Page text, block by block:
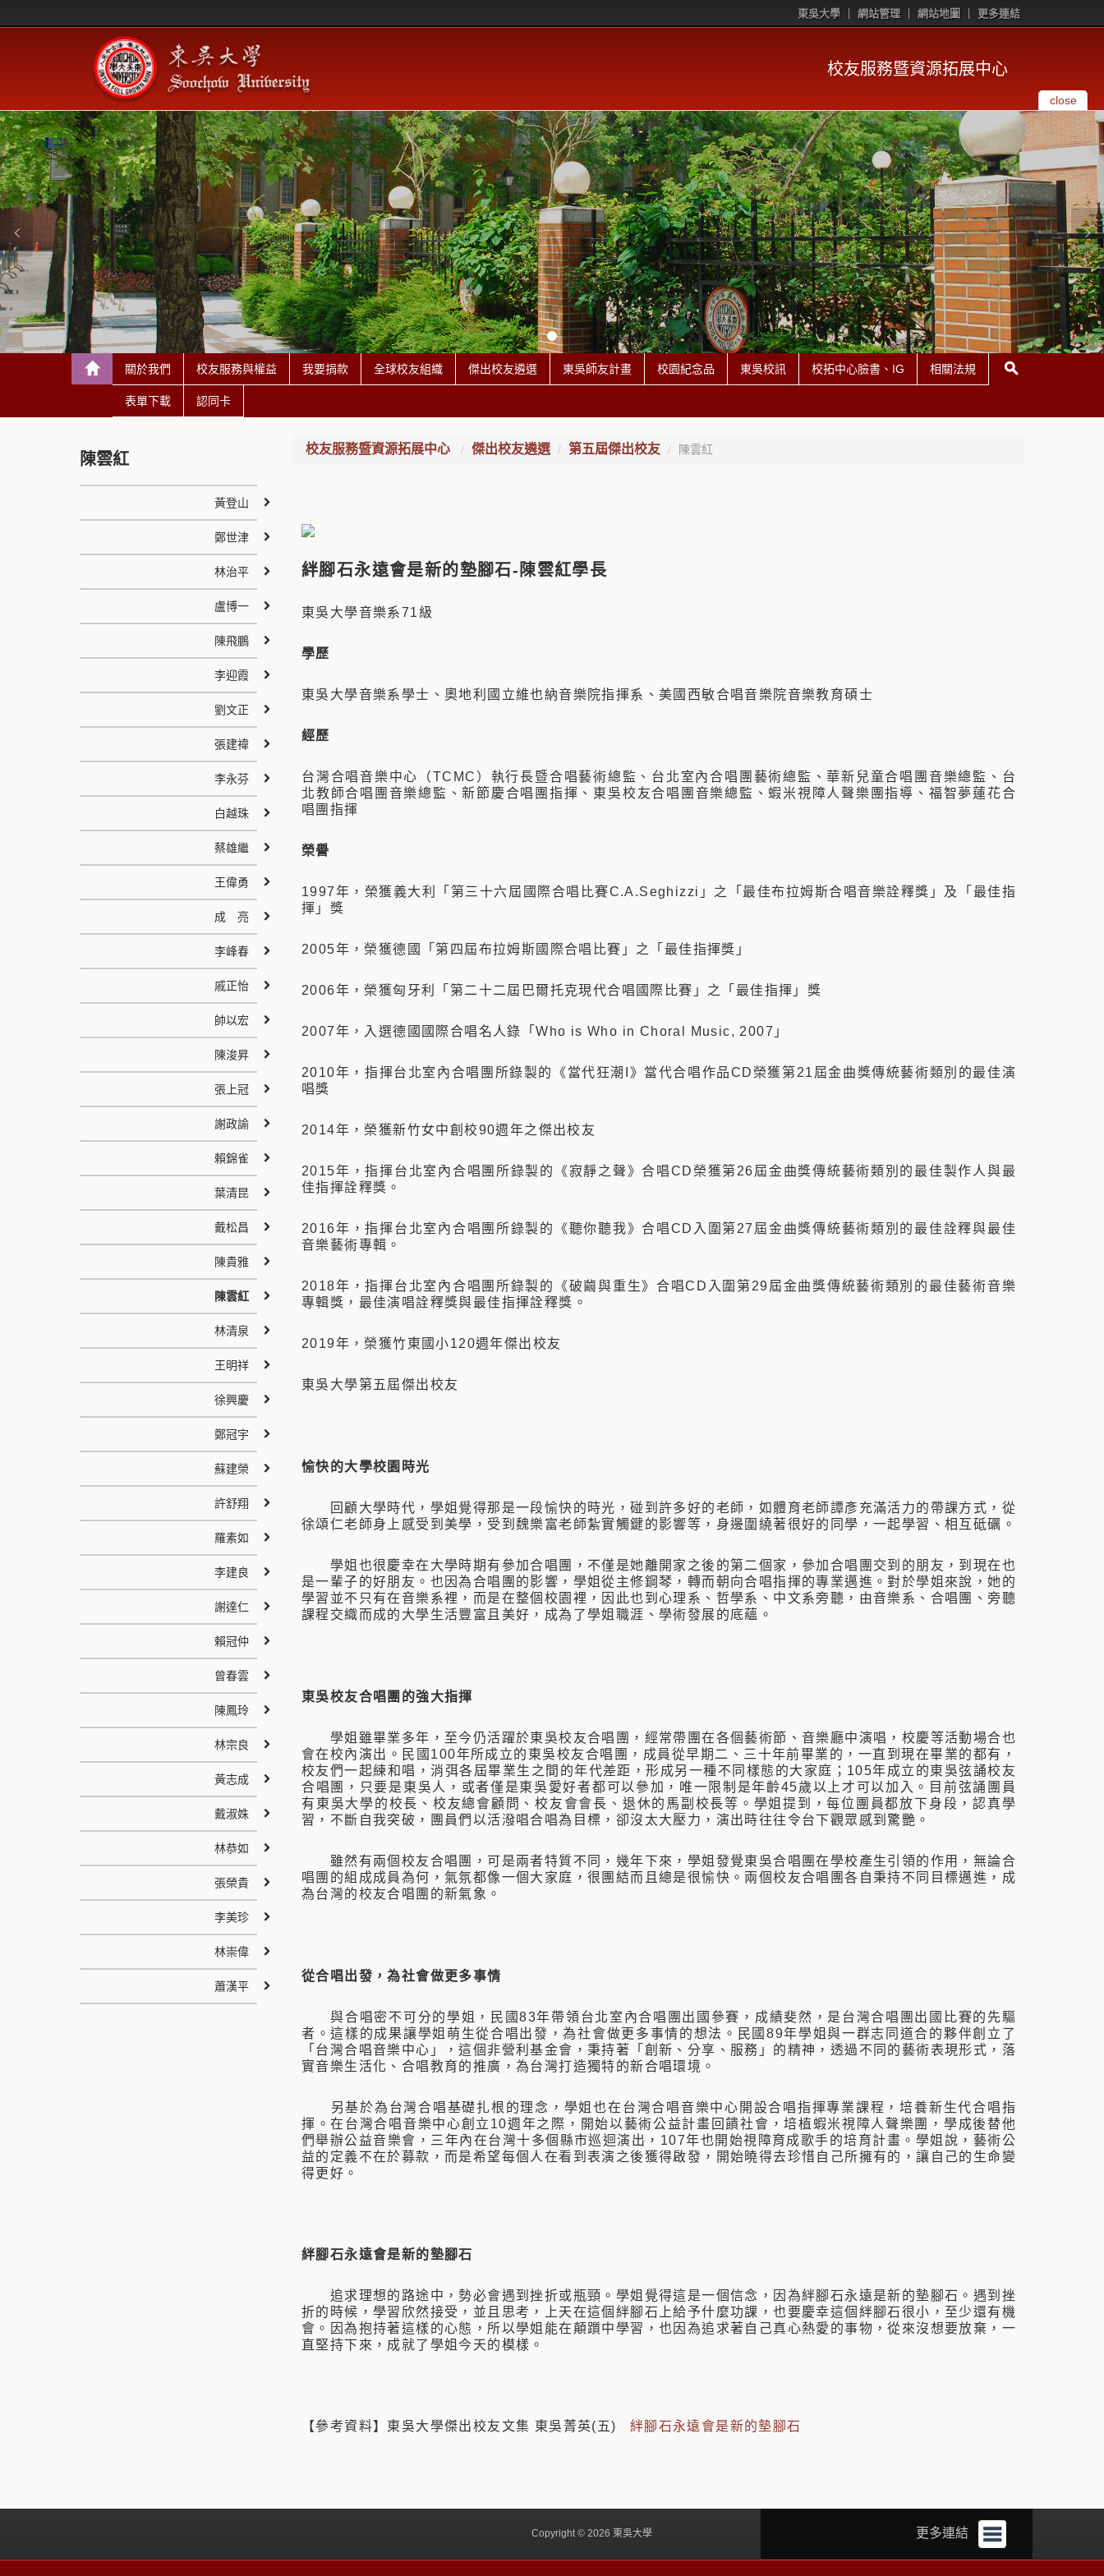
東吳大學 網站管理 網站地圖 更多連結
校友服務暨資源拓展中心
close
關於我們 校友服務與權益 我要捐款 全球校友組織 傑出校友遴選 東吳師友計畫 校園紀念品 東吳校訊 校拓中心臉書、IG 相關法規
表單下載 認同卡
校友服務暨資源拓展中心 傑出校友遴選 第五屆傑出校友 陳雲紅
絆腳石永遠會是新的墊腳石- 陳雲紅學長
東吳大學音樂系71級
學歷
東吳大學音樂系學士、 奧地利國立維也納音樂院指揮系、 美國西敏合唱音樂院音樂教育碩士
經歷
台灣合唱音樂中心（TCMC）執行長暨合唱藝術總監、 台北室內合唱團藝術總監、華新兒童合唱團音樂總監、 台
北教師合唱團音樂總監、新節慶合唱團指揮、 東吳校友合唱團音樂總監、 蝦米視障人聲樂團指導、 福智夢蓮花合
唱團指揮
榮譽
1997年，榮獲義大利「第三十六屆國際合唱比賽C.A.Seghizzi」之「最佳布拉姆斯合唱音樂詮釋獎」及「最佳指
揮」獎
2005年，榮獲德國「第四屆布拉姆斯國際合唱比賽」之「最佳指揮獎」
2006年，榮獲匈牙利「第二十二屆巴爾托克現代合唱國際比賽」之「最佳指揮」獎
2007年，入選德國國際合唱名人錄「Who is Who in Choral Music, 2007」
2010年，指揮台北室內合唱團所錄製的《當代狂潮I》當代合唱作品CD榮獲第21屆金曲獎傳統藝術類別的最佳演
唱獎
2014年，榮獲新竹女中創校90週年之傑出校友
2015年，指揮台北室內合唱團所錄製的《寂靜之聲》合唱CD榮獲第26屆金曲獎傳統藝術類別的最佳製作人與最
佳指揮詮釋獎。
2016年，指揮台北室內合唱團所錄製的《聽你聽我》合唱CD入圍第27屆金曲獎傳統藝術類別的最佳詮釋與最佳
音樂藝術專輯。
2018年，指揮台北室內合唱團所錄製的《破繭與重生》合唱CD入圍第29屆金曲獎傳統藝術類別的最佳藝術音樂
專輯獎，最佳演唱詮釋獎與最佳指揮詮釋獎。
2019年，榮獲竹東國小120週年傑出校友
東吳大學第五屆傑出校友
愉快的大學校園時光
回顧大學時代，學姐覺得那是一段愉快的時光，碰到許多好的老師，如體育老師譚彥充滿活力的帶課方式，從
徐頌仁老師身上感受到美學，受到魏樂富老師紮實觸鍵的影響等，身邊圍繞著很好的同學，一起學習、相互砥礪。
學姐也很慶幸在大學時期有參加合唱團，不僅是她離開家之後的第二個家，參加合唱團交到的朋友，到現在也
是一輩子的好朋友。也因為合唱團的影響，學姐從主修鋼琴，轉而朝向合唱指揮的專業邁進。對於學姐來說，她的
學習並不只有在音樂系裡，而是在整個校園裡，因此也到心理系、哲學系、中文系旁聽，由音樂系、合唱團、旁聽
課程交織而成的大學生活豐富且美好，成為了學姐職涯、學術發展的底蘊。
東吳校友合唱團的強大指揮
學姐雖畢業多年，至今仍活躍於東吳校友合唱團，經常帶團在各個藝術節、音樂廳中演唱，校慶等活動場合也
會在校內演出。民國100年所成立的東吳校友合唱團，成員從早期二、三十年前畢業的，一直到現在畢業的都有，
校友們一起練和唱，消弭各屆畢業生之間的年代差距，形成另一種不同樣態的大家庭；105年成立的東吳弦誦校友
合唱團，只要是東吳人，或者僅是東吳愛好者都可以參加，唯一限制是年齡45歲以上才可以加入。目前弦誦團員
有東吳大學的校長、校友總會顧問、校友會會長、退休的馬副校長等。學姐提到，每位團員都放下身段，認真學
習，不斷自我突破，團員們以活潑唱合唱為目標，卻沒太大壓力，演出時往往令台下觀眾感到驚艷。
雖然有兩個校友合唱團，可是兩者特質不同，幾年下來，學姐發覺東吳合唱團在學校產生引領的作用，無論合
唱團的組成成員為何，氣氛都像一個大家庭，很團結而且總是很愉快。兩個校友合唱團各自秉持不同目標邁進，成
為台灣的校友合唱團的新氣象。
從合唱出發，為社會做更多事情
與合唱密不可分的學姐，民國83年帶領台北室內合唱團出國參賽，成績斐然，是台灣合唱團出國比賽的先驅
者。這樣的成果讓學姐萌生從合唱出發，為社會做更多事情的想法。民國89年學姐與一群志同道合的夥伴創立了
「台灣合唱音樂中心」，這個非營利基金會，秉持著「創新、分享、服務」的精神，透過不同的藝術表現形式，落
實音樂生活化、合唱教育的推廣，為台灣打造獨特的新合唱環境。
另基於為台灣合唱基礎扎根的理念，學姐也在台灣合唱音樂中心開設合唱指揮專業課程，培養新生代合唱指
揮。在台灣合唱音樂中心創立10週年之際，開始以藝術公益計畫回饋社會，培植蝦米視障人聲樂團，學成後替他
們舉辦公益音樂會，三年內在台灣十多個縣市巡迴演出，107年也開始視障育成歌手的培育計畫。學姐說，藝術公
益的定義不在於募款，而是希望每個人在看到表演之後獲得啟發，開始曉得去珍惜自己所擁有的，讓自己的生命變
得更好。
絆腳石永遠會是新的墊腳石
追求理想的路途中，勢必會遇到挫折或瓶頸。學姐覺得這是一個信念，因為絆腳石永遠是新的墊腳石。遇到挫
折的時候，學習欣然接受，並且思考，上天在這個絆腳石上給予什麼功課，也要慶幸這個絆腳石很小，至少還有機
會。因為抱持著這樣的心態，所以學姐能在顛躓中學習，也因為追求著自己真心熱愛的事物，從來沒想要放棄，一
直堅持下來，成就了學姐今天的模樣。
【參考資料】東吳大學傑出校友文集 東吳菁英(五) 絆腳石永遠會是新的墊腳石
陳雲紅
黃登山
鄭世津
林治平
盧博一
陳飛鵬
李迎霞
劉文正
張建禕
李永芬
白越珠
蔡雄繼
王偉勇
成 亮
李峰春
戚正怡
帥以宏
陳浚昇
張上冠
謝政諭
賴錦雀
葉清昆
戴松昌
陳貴雅
陳雲紅
林清泉
王明祥
徐興慶
鄭冠宇
蘇建榮
許舒翔
羅素如
李建良
謝達仁
賴冠仲
曾春雲
陳鳳玲
林宗良
黃志成
戴淑姝
林恭如
張榮貴
李美珍
林崇偉
蕭漢平
更多連結
Copyright © 2026 東吳大學